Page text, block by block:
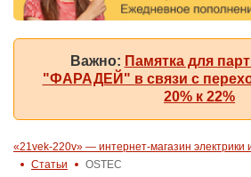
Важно: Памятка для
"ФАРАДЕЙ" в связи с
20% к 22%
«21vek-220v» — интернет-магазин электрики
Статьи
OSTEC